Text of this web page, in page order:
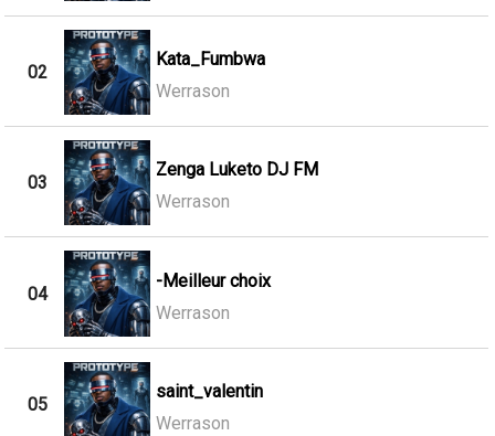
02
Kata_Fumbwa
Werrason
03
Zenga Luketo DJ FM
Werrason
04
-Meilleur choix
Werrason
05
saint_valentin
Werrason